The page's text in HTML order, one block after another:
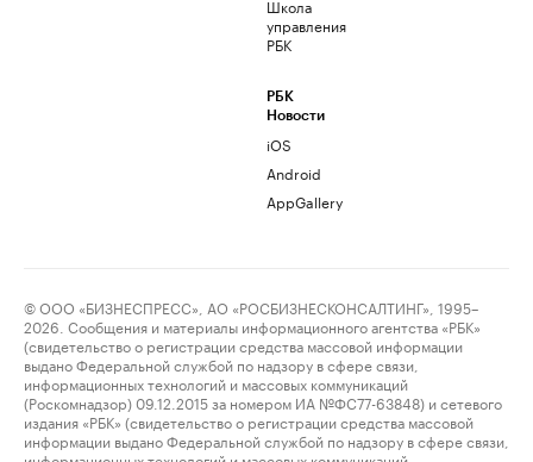
Школа
управления
РБК
РБК
Новости
iOS
Android
AppGallery
© ООО «БИЗНЕСПРЕСС», АО «РОСБИЗНЕСКОНСАЛТИНГ», 1995–
2026. Сообщения и материалы информационного агентства «РБК»
(свидетельство о регистрации средства массовой информации
выдано Федеральной службой по надзору в сфере связи,
информационных технологий и массовых коммуникаций
(Роскомнадзор) 09.12.2015 за номером ИА №ФС77-63848) и сетевого
издания «РБК» (свидетельство о регистрации средства массовой
информации выдано Федеральной службой по надзору в сфере связи,